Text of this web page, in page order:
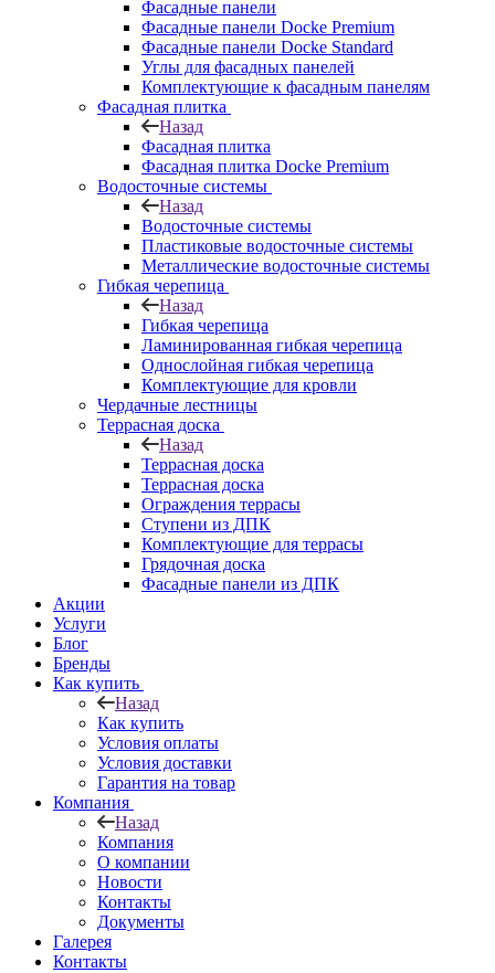
Фасадные панели
Фасадные панели Docke Premium
Фасадные панели Docke Standard
Углы для фасадных панелей
Комплектующие к фасадным панелям
Фасадная плитка
Назад
Фасадная плитка
Фасадная плитка Docke Premium
Водосточные системы
Назад
Водосточные системы
Пластиковые водосточные системы
Металлические водосточные системы
Гибкая черепица
Назад
Гибкая черепица
Ламинированная гибкая черепица
Однослойная гибкая черепица
Комплектующие для кровли
Чердачные лестницы
Террасная доска
Назад
Террасная доска
Террасная доска
Ограждения террасы
Ступени из ДПК
Комплектующие для террасы
Грядочная доска
Фасадные панели из ДПК
Акции
Услуги
Блог
Бренды
Как купить
Назад
Как купить
Условия оплаты
Условия доставки
Гарантия на товар
Компания
Назад
Компания
О компании
Новости
Контакты
Документы
Галерея
Контакты